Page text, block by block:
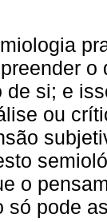
de si; e
ou
o
só pode